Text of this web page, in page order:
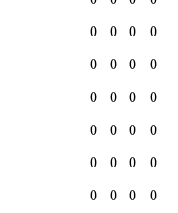
0 0 0 0
0 0 0 0
0 0 0 0
0 0 0 0
0 0 0 0
0 0 0 0